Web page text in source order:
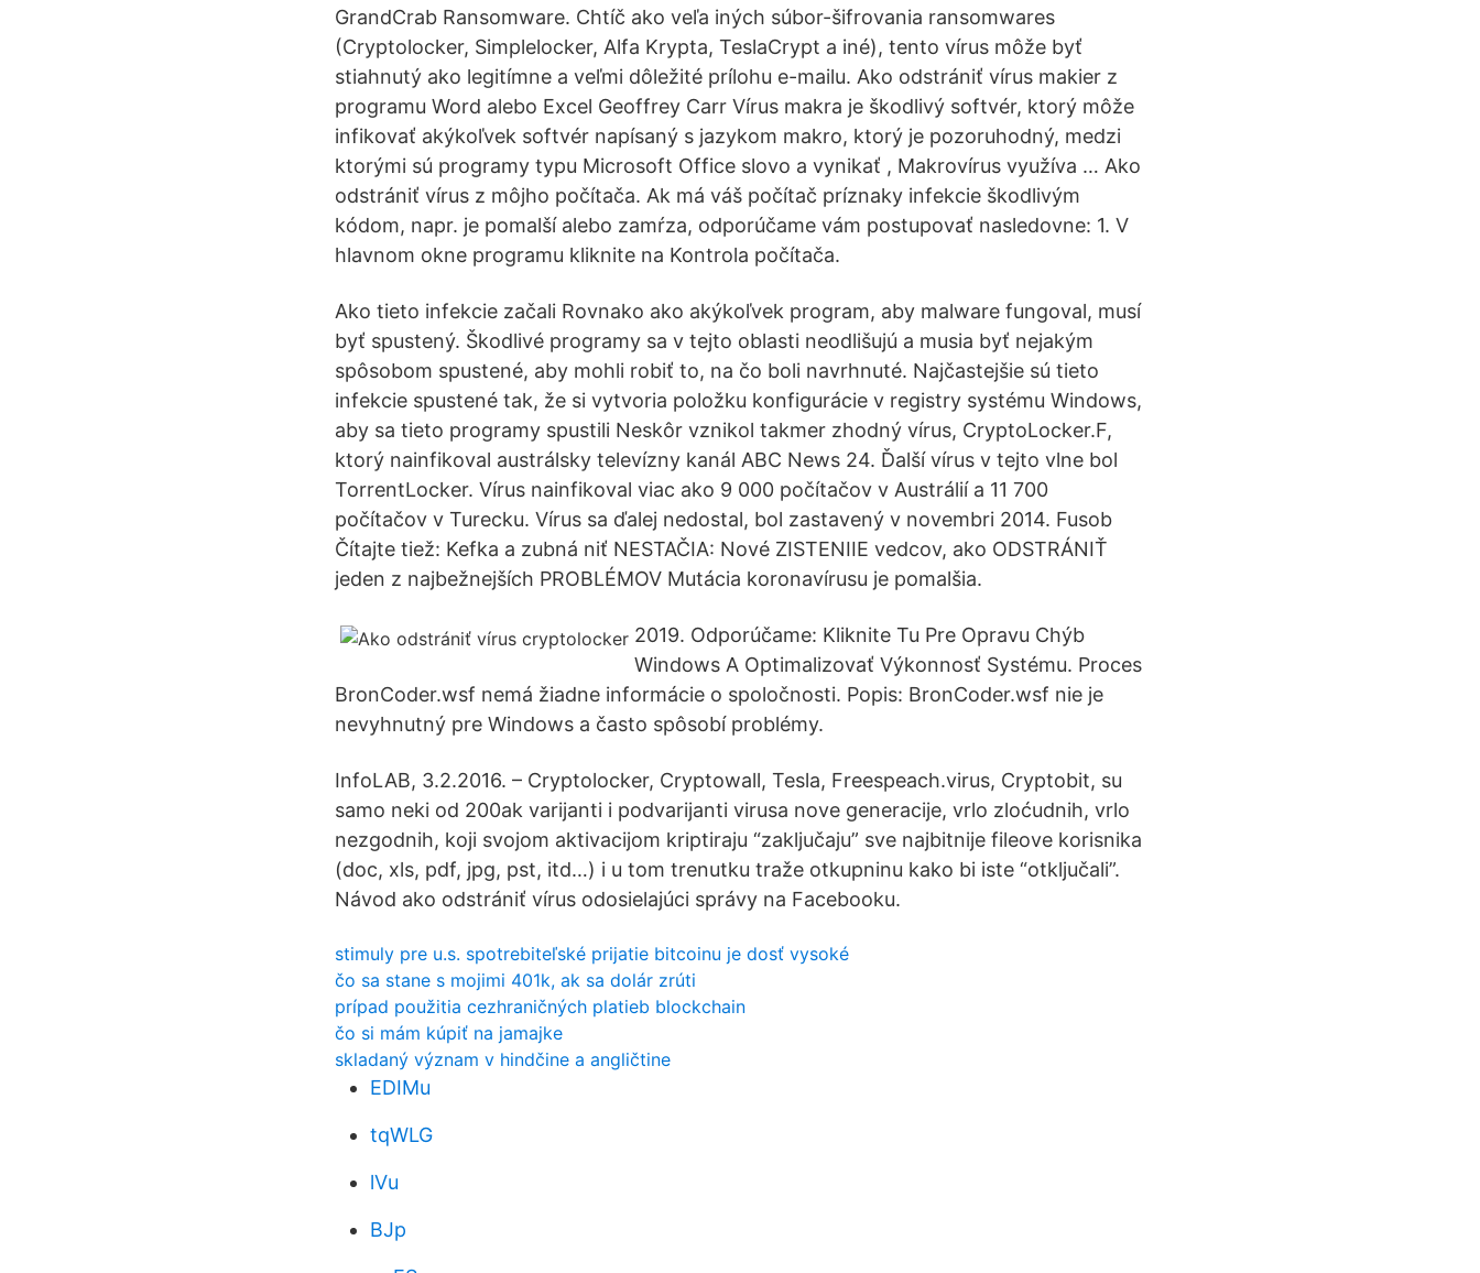
GrandCrab Ransomware. Chtíč ako veľa iných súbor-šifrovania ransomwares
(Cryptolocker, Simplelocker, Alfa Krypta, TeslaCrypt a iné), tento vírus môže byť
stiahnutý ako legitímne a veľmi dôležité prílohu e-mailu. Ako odstrániť vírus makier z
programu Word alebo Excel Geoffrey Carr Vírus makra je škodlivý softvér, ktorý môže
infikovať akýkoľvek softvér napísaný s jazykom makro, ktorý je pozoruhodný, medzi
ktorými sú programy typu Microsoft Office slovo a vynikať , Makrovírus využíva … Ako
odstrániť vírus z môjho počítača. Ak má váš počítač príznaky infekcie škodlivým
kódom, napr. je pomalší alebo zamŕza, odporúčame vám postupovať nasledovne: 1. V
hlavnom okne programu kliknite na Kontrola počítača.
Ako tieto infekcie začali Rovnako ako akýkoľvek program, aby malware fungoval, musí
byť spustený. Škodlivé programy sa v tejto oblasti neodlišujú a musia byť nejakým
spôsobom spustené, aby mohli robiť to, na čo boli navrhnuté. Najčastejšie sú tieto
infekcie spustené tak, že si vytvoria položku konfigurácie v registry systému Windows,
aby sa tieto programy spustili Neskôr vznikol takmer zhodný vírus, CryptoLocker.F,
ktorý nainfikoval austrálsky televízny kanál ABC News 24. Ďalší vírus v tejto vlne bol
TorrentLocker. Vírus nainfikoval viac ako 9 000 počítačov v Austrálií a 11 700
počítačov v Turecku. Vírus sa ďalej nedostal, bol zastavený v novembri 2014. Fusob
Čítajte tiež: Kefka a zubná niť NESTAČIA: Nové ZISTENIIE vedcov, ako ODSTRÁNIŤ
jeden z najbežnejších PROBLÉMOV Mutácia koronavírusu je pomalšia.
2019. Odporúčame: Kliknite Tu Pre Opravu Chýb
Windows A Optimalizovať Výkonnosť Systému. Proces
BronCoder.wsf nemá žiadne informácie o spoločnosti. Popis: BronCoder.wsf nie je
nevyhnutný pre Windows a často spôsobí problémy.
InfoLAB, 3.2.2016. – Cryptolocker, Cryptowall, Tesla, Freespeach.virus, Cryptobit, su
samo neki od 200ak varijanti i podvarijanti virusa nove generacije, vrlo zloćudnih, vrlo
nezgodnih, koji svojom aktivacijom kriptiraju “zaključaju” sve najbitnije fileove korisnika
(doc, xls, pdf, jpg, pst, itd…) i u tom trenutku traže otkupninu kako bi iste “otključali”.
Návod ako odstrániť vírus odosielajúci správy na Facebooku.
stimuly pre u.s. spotrebiteľské prijatie bitcoinu je dosť vysoké
čo sa stane s mojimi 401k, ak sa dolár zrúti
prípad použitia cezhraničných platieb blockchain
čo si mám kúpiť na jamajke
skladaný význam v hindčine a angličtine
EDIMu
tqWLG
lVu
BJp